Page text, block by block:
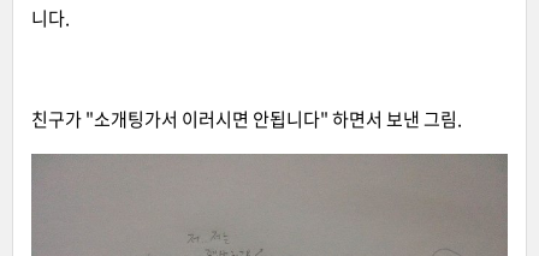
니다.
친구가 "소개팅가서 이러시면 안됩니다" 하면서 보낸 그림.